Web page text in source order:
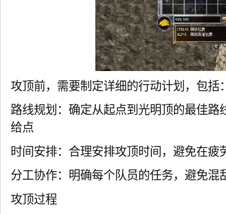
攻顶前，需要制定详细的行动计划，包括
路线规划：确定从起点到光明顶的最佳路
给点
时间安排：合理安排攻顶时间，避免在疲
分工协作：明确每个队员的任务，避免混
攻顶过程